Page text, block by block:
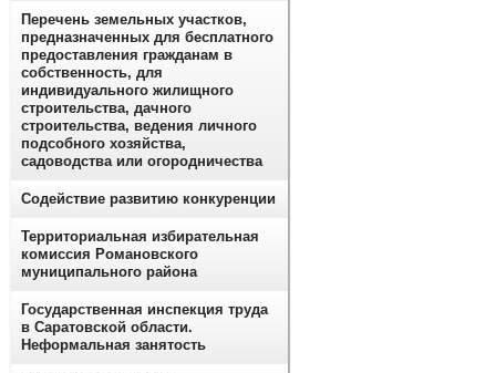
Перечень земельных участков,
предназначенных для бесплатного
предоставления гражданам в
собственность, для
индивидуального жилищного
строительства, дачного
строительства, ведения личного
подсобного хозяйства,
садоводства или огородничества
Содействие развитию конкуренции
Территориальная избирательная
комиссия Романовского
муниципального района
Государственная инспекция труда
в Саратовской области.
Неформальная занятость